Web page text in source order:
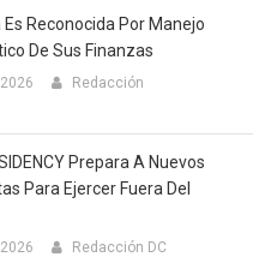
Reconocida Por Manejo
De Sus Finanzas
Redacción
Prepara A Nuevos
Para Ejercer Fuera Del
Redacción DC